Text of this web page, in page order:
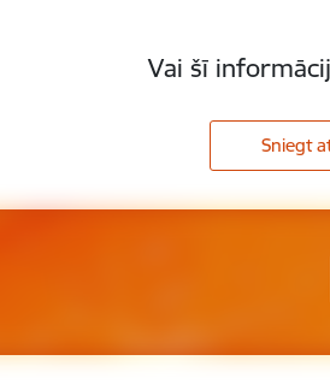
Vai šī
Sniegt